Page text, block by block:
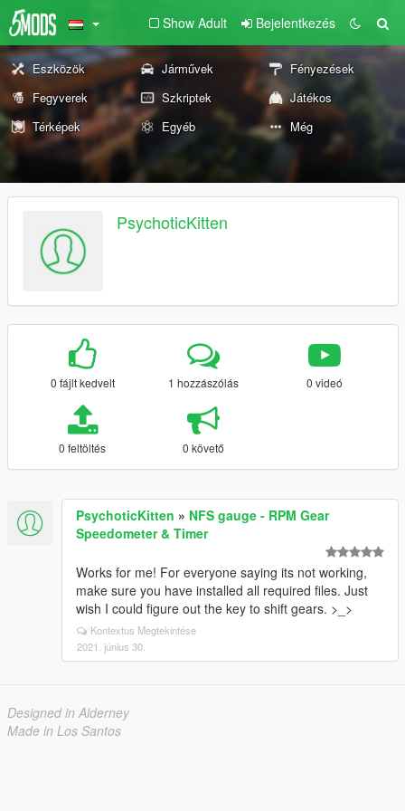
Show Adult Bejelentkezés
Eszközök Járművek
Fényezések
Fegyverek
Szkriptek
Játékos
Térképek
Egyéb Még
PsychoticKitten
0 fájlt kedvelt 1 hozzászólás 0 videó
0 feltöltés 0 követő
PsychoticKitten » NFS gauge - RPM Gear
Speedometer & Timer
Works for me! For everyone saying its not working,
make sure you have installed all required files. Just
wish I could figure out the key to shift gears. >_>
Kontextus Megtekintése
2021. június 30.
Designed in Alderney
Made in Los Santos